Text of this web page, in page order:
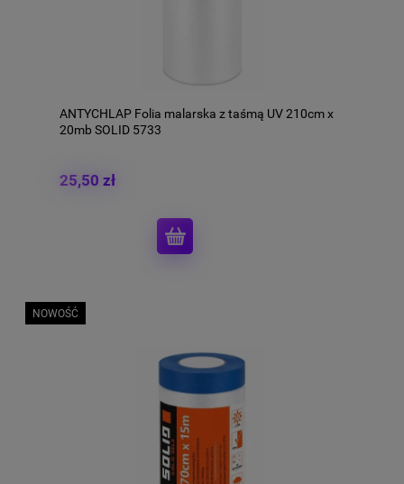
ANTYCHLAP Folia malarska z taśmą UV 210cm x
20mb SOLID 5733
25,50 zł
NOWOŚĆ